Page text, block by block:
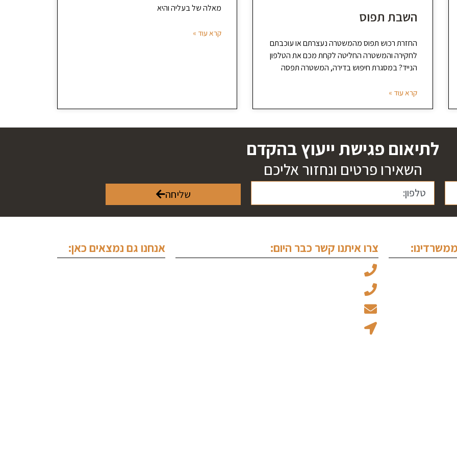
השבת תפוס
החזרת רכוש תפוס מהמשטרה נעצרתם או עוכבתם
לחקירה והמשטרה החליטה לקחת מכם את הטלפון
הנייד? במסגרת חיפוש בדירה, המשטרה תפסה
קרא עוד »
מאלה של בעליה והיא
קרא עוד »
לתיאום פגישת ייעוץ בהקדם
השאירו פרטים ונחזור אליכם
שליחה
צרו איתנו קשר כבר היום: אנחנו גם נמצאים כאן: